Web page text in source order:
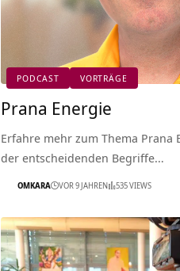
PODCAST VORTRÄGE
Prana Energie
Erfahre mehr zum Thema Prana
der entscheidenden Begriffe…
OMKARA VOR 9 JAHREN 535 VIEWS